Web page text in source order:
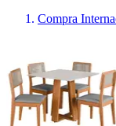
Compra